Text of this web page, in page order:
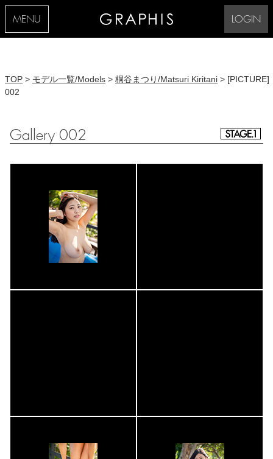
MENU LOGIN
TOP > モデル一覧/Models > 桐谷まつり/Matsuri Kiritani > [PICTURE]
002
Gallery 002